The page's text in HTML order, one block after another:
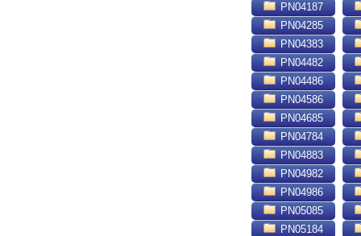
PN04187
PN04285
PN04383
PN04482
PN04486
PN04586
PN04685
PN04784
PN04883
PN04982
PN04986
PN05085
PN05184